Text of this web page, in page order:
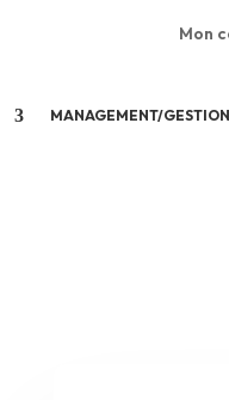
Mon
MANAGEMENT/GESTION